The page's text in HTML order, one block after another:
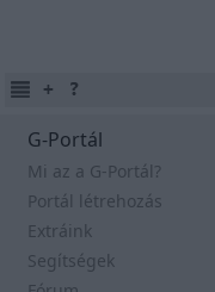
G-Portál
Mi az a G-Portál?
Portál létrehozás
Extráink
Segítségek